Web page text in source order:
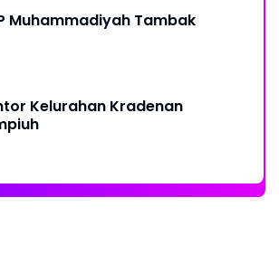
Muhammadiyah Tambak
Kelurahan Kradenan